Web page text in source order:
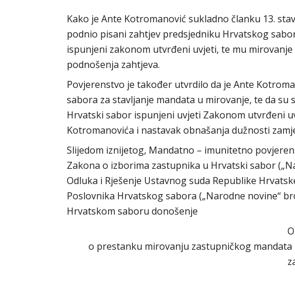
Kako je Ante Kotromanović sukladno članku 13.
podnio pisani zahtjev predsjedniku Hrvatskog
ispunjeni zakonom utvrđeni uvjeti, te mu
podnošenja zahtjeva.
Povjerenstvo je također utvrdilo da je Ante
sabora za stavljanje mandata u mirovanje, te da
Hrvatski sabor ispunjeni uvjeti Zakonom utvrđeni
Kotromanovića i nastavak obnašanja dužnosti
Slijedom iznijetog, Mandatno – imunitetno
Zakona o izborima zastupnika u Hrvatski sabor
Odluka i Rješenje Ustavnog suda Republike
Poslovnika Hrvatskog sabora („Narodne novine“
Hrvatskom saboru donošenje
o prestanku mirovanju zastupničkog